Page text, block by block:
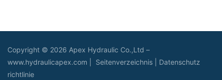
Copyright © 2026 Apex Hydraulic Co.,Ltd –
www.hydraulicapex.com | Seitenverzeichnis
Datenschutz
richtlinie